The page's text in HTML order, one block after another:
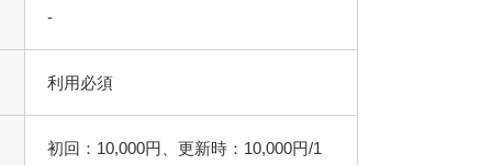
-
利用必須
初回：10,000円、更新時：10,000円/1